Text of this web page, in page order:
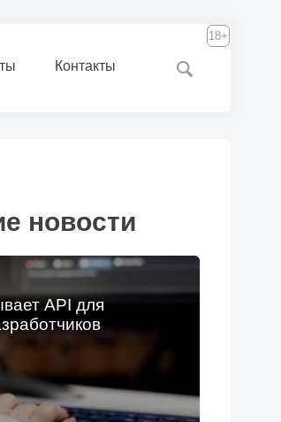
Контакты
18+
новости
API для